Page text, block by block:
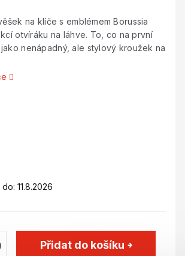
na klíče s emblémem Borussia
otvíráku na láhve. To, co na první
nenápadný, ale stylový kroužek na
do: 11.8.2026
Přidat do košíku